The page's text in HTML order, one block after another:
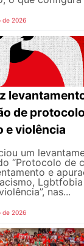
de 2026
de
e violência
um
“Protocolo de
e
nas...
de 2026